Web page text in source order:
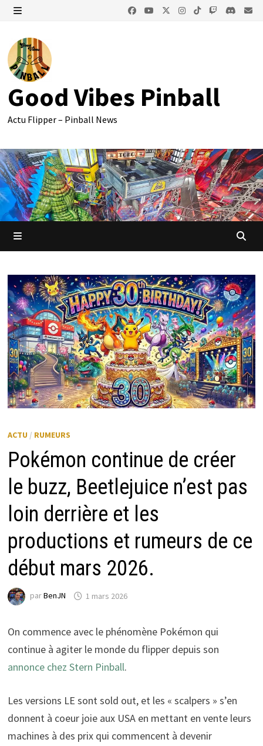
Passer
contenu
Good Vibes Pinball
Actu Flipper – Pinball News
ACTU / RUMEURS
Pokémon continue de créer
le buzz, Beetlejuice n’est pas
loin derrière et les
productions et rumeurs de ce
début mars 2026.
parBenJN 1 mars 2026
On commence avec le phénomène Pokémon qui
continue à agiter le monde du flipper depuis son
annonce chez Stern Pinball.
Les versions LE sont sold out, et les « scalpers » s’en
donnent à coeur joie aux USA en mettant en vente leurs
machines à des prix qui commencent à devenir